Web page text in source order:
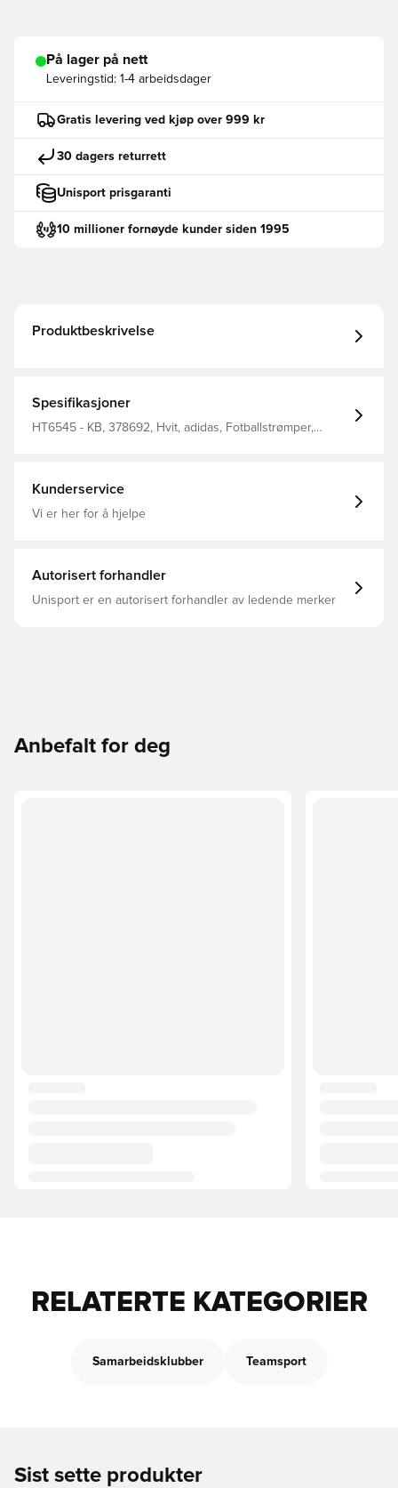
På lager på nett
Leveringstid: 1-4 arbeidsdager
Gratis levering ved kjøp over 999 kr
30 dagers returrett
Unisport prisgaranti
10 millioner fornøyde kunder siden 1995
Produktbeskrivelse
Spesifikasjoner
HT6545 - KB, 378692, Hvit, adidas, Fotballstrømper,
Kunderservice
Vi er her for å hjelpe
Autorisert forhandler
Unisport er en autorisert forhandler av ledende merker
Anbefalt for deg
RELATERTE KATEGORIER
Samarbeidsklubber Teamsport
Sist sette produkter